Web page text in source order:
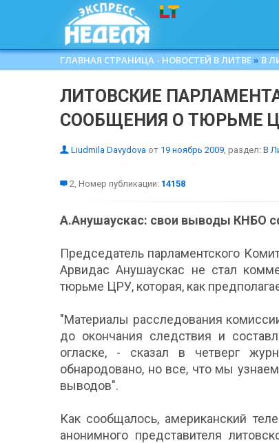
ГЛАВНАЯ СТРАНИЦА - НОВОСТЕЙ В ЛИТВЕ » В
ЛИТОВСКИЕ
СООБЩЕНИЯ О ТЮРЬМЕ
Liudmila Davydova от 19 ноябрь 2009, раздел: В
2, Номер публикации: 14158
А.Анушаускас: свои выводы КНБО
Председатель парламентского
Арвидас Анушаускас не стал
тюрьме ЦРУ, которая, как
"Материалы расследования
до окончания следствия и
огласке, - сказал в четверг
обнародовано, но все, что мы
выводов".
Как сообщалось, американский
анонимного представителя